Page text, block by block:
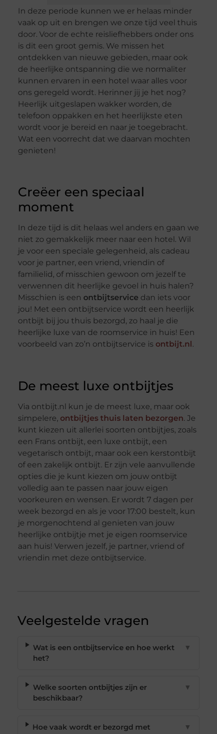
In deze periode kunnen we er helaas minder
vaak op uit en brengen we onze tijd veel thuis
door. Voor de echte reisliefhebbers onder ons
is dit een groot gemis. We missen het
ontdekken van nieuwe gebieden, maar ook
de heerlijke ontspanning die we normaliter
kunnen ervaren in een hotel waar alles voor
ons geregeld wordt. Herinner jij je het nog?
Heerlijk uitgeslapen wakker worden, de
telefoon oppakken en het heerlijkste eten
wordt voor je bereid en naar je toegebracht.
Wat een voorrecht dat we daarvan mochten
genieten!
Creëer een speciaal
moment
In deze tijd is dit helaas wel anders en gaan we
niet zo gemakkelijk meer naar een hotel. Wil
je voor een speciale gelegenheid, als cadeau
voor je partner, een vriend, vriendin of
familielid, of misschien gewoon om jezelf te
verwennen dit heerlijke gevoel in huis halen?
Misschien is een ontbijtservice dan iets voor
jou! Met een ontbijtservice wordt een heerlijk
ontbijt bij jou thuis bezorgd, zo haal je die
heerlijke luxe van de roomservice in huis! Een
voorbeeld van zo’n ontbijtservice is ontbijt.nl .
De meest luxe ontbijtjes
Via ontbijt.nl kun je de meest luxe, maar ook
simpelere, ontbijtjes thuis laten bezorgen. Je
kunt kiezen uit allerlei soorten ontbijtjes, zoals
een Frans ontbijt, een luxe ontbijt, een
vegetarisch ontbijt, maar ook een kerstontbijt
of een zakelijk ontbijt. Er zijn vele aanvullende
opties die je kunt kiezen om jouw ontbijt
volledig aan te passen naar jouw eigen
voorkeuren en wensen. Er wordt 7 dagen per
week bezorgd en als je voor 17:00 bestelt, kun
je morgenochtend al genieten van jouw
heerlijke ontbijtje met je eigen roomservice
aan huis! Verwen jezelf, je partner, vriend of
vriendin met deze ontbijtservice.
Veelgestelde vragen
Wat is een ontbijtservice en hoe werkt
het?
▼
Welke soorten ontbijtjes zijn er
beschikbaar?
▼
Hoe vaak wordt er bezorgd met
▼